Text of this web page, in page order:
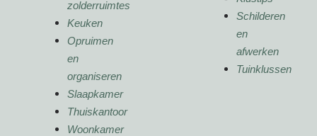
zolderruimtes
Keuken
Opruimen
en
organiseren
Slaapkamer
Thuiskantoor
Woonkamer
Schilderen
en
afwerken
Tuinklussen